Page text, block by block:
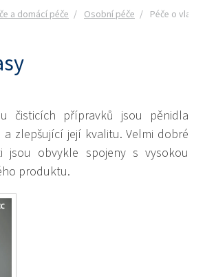
a domácí péče Osobní péče Péče o vlasy
čisticích přípravků jsou pěnidla
zlepšující její kvalitu. Velmi dobré
jsou obvykle spojeny s vysokou
produktu.